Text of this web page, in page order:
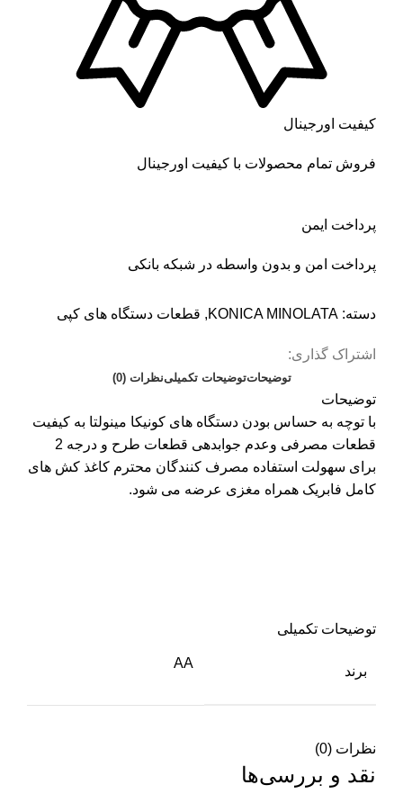
کیفیت اورجینال
فروش تمام محصولات با کیفیت اورجینال
پرداخت ایمن
پرداخت امن و بدون واسطه در شبکه بانکی
دسته: KONICA MINOLATA
, قطعات دستگاه های کپی
اشتراک گذاری:
توضیحاتتوضیحات تکمیلینظرات (0)
توضیحات
با توچه به حساس بودن دستگاه های کونیکا مینولتا به کیفیت
قطعات مصرفی وعدم جوابدهی قطعات طرح و درجه 2
برای سهولت استفاده مصرف کنندگان محترم کاغذ کش های
کامل فابریک همراه مغزی عرضه می شود.
توضیحات تکمیلی
برند
AA
نظرات (0)
نقد و بررسی‌ها